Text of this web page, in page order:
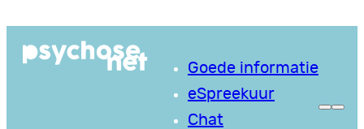
naar
Goede informatie
eSpreekuur
Chat